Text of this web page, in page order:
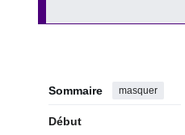
Sommaire masquer
Début